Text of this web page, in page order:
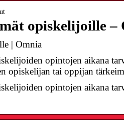
opiskelijoille –
| Omnia
opintojen aikana
opiskelijan tai oppijan
opintojen aikana